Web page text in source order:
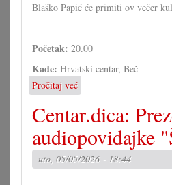
Blaško Papić će primiti ov večer
Početak: 20.00
Kade: Hrvatski centar, Beč
Pročitaj već
Dodiljenje
kulturne
nagrade
METRON
Centar.dica:
audiopovidajke
uto, 05/05/2026 - 18:44